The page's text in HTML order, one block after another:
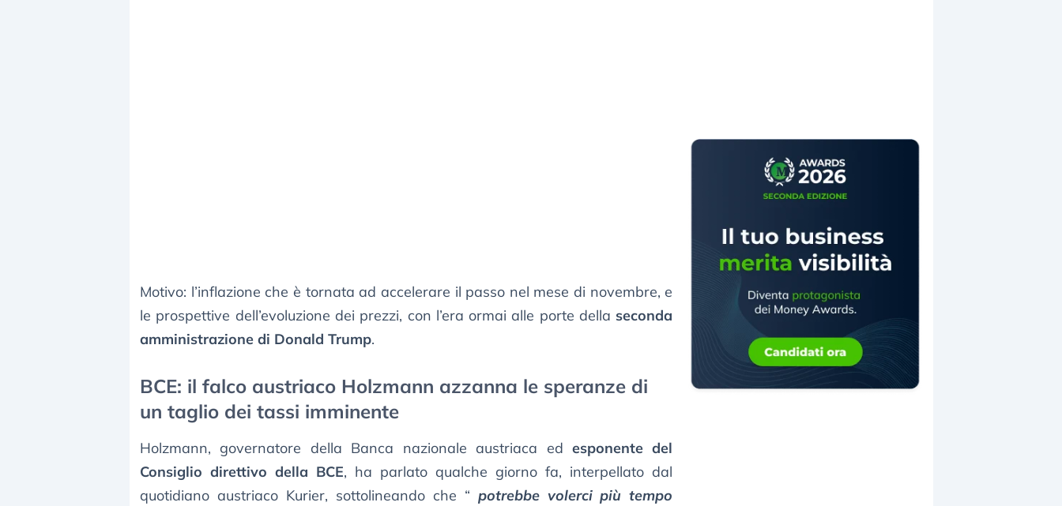
Motivo: l’inflazione che è tornata ad accelerare il passo nel mese di novembre, e
le prospettive dell’evoluzione dei prezzi, con l’era ormai alle porte della seconda
amministrazione di Donald Trump.
BCE: il falco austriaco Holzmann azzanna le speranze di
un taglio dei tassi imminente
Holzmann, governatore della Banca nazionale austriaca ed esponente del
Consiglio direttivo della BCE, ha parlato qualche giorno fa, interpellato dal
quotidiano austriaco Kurier, sottolineando che “ potrebbe volerci più tempo